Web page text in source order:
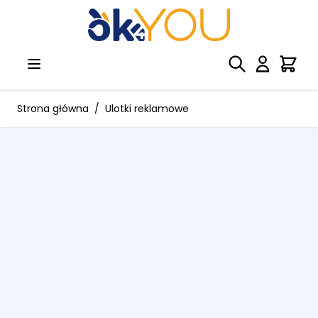
Przejdź do treści
Strona główna / Ulotki reklamowe